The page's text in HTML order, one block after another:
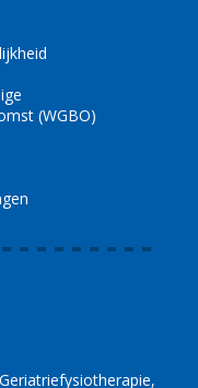
(WGBO)
Geriatriefysiotherapie